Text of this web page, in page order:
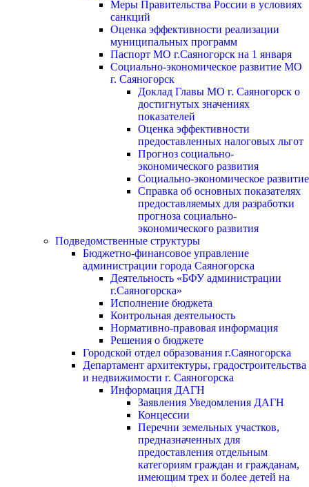
Меры Правительства России в условиях
санкций
Оценка эффективности реализации
муниципальных программ
Паспорт МО г.Саяногорск на 1 января
Социально-экономическое развитие МО
г. Саяногорск
Доклад Главы МО г. Саяногорск о
достигнутых значениях
показателей
Оценка эффективности
предоставленных налоговых льгот
Прогноз социально-
экономического развития
Социально-экономическое развитие
Справка об основных показателях
предоставляемых для разработки
прогноза социально-
экономического развития
Подведомственные структуры
Бюджетно-финансовое управление
администрации города Саяногорска
Деятельность «БФУ администрации
г.Саяногорска»
Исполнение бюджета
Контрольная деятельность
Нормативно-правовая информация
Решения о бюджете
Городской отдел образования г.Саяногорска
Департамент архитектуры, градостроительства
и недвижимости г. Саяногорска
Информация ДАГН
Заявления Уведомления ДАГН
Концессии
Перечни земельных участков,
предназначенных для
предоставления отдельным
категориям граждан и гражданам,
имеющим трех и более детей на